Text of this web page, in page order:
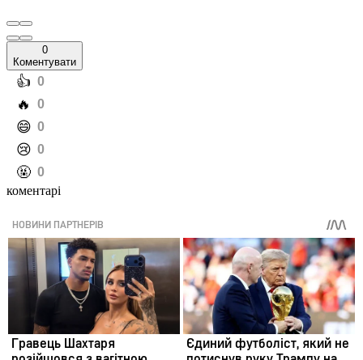
0
Коментувати
️👍 0
️🔥 0
️😄 0
️😢 0
️🤬 0
коментарі